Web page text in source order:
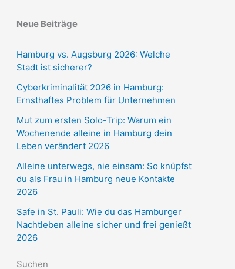
Neue Beiträge
Hamburg vs. Augsburg 2026: Welche
Stadt ist sicherer?
Cyberkriminalität 2026 in Hamburg:
Ernsthaftes Problem für Unternehmen
Mut zum ersten Solo-Trip: Warum ein
Wochenende alleine in Hamburg dein
Leben verändert 2026
Alleine unterwegs, nie einsam: So knüpfst
du als Frau in Hamburg neue Kontakte
2026
Safe in St. Pauli: Wie du das Hamburger
Nachtleben alleine sicher und frei genießt
2026
Suchen